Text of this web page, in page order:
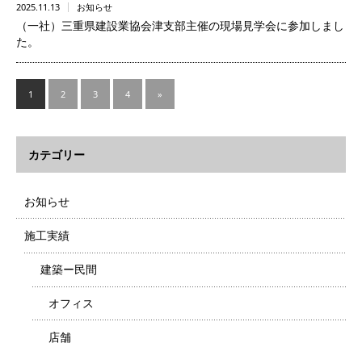
2025.11.13 お知らせ
（一社）三重県建設業協会津支部主催の現場見学会に参加しまし
た。
1 2 3 4 »
カテゴリー
お知らせ
施工実績
建築ー民間
オフィス
店舗